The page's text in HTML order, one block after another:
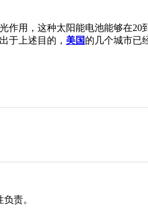
用，这种太阳能电池能够在20
于上述目的， 美国的几个城市已
责。